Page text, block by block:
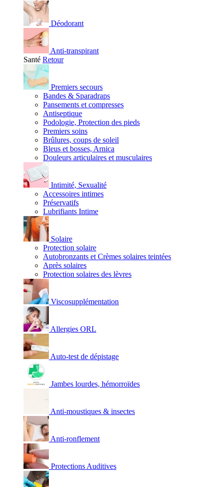
Déodorant
Anti-transpirant
Santé Retour
Premiers secours
Bandes & Sparadraps
Pansements et compresses
Antiseptique
Podologie, Protection des pieds
Premiers soins
Brûlures, coups de soleil
Bleus et bosses, Arnica
Douleurs articulaires et musculaires
Intimité, Sexualité
Accessoires intimes
Préservatifs
Lubrifiants Intime
Solaire
Protection solaire
Autobronzants et Crèmes solaires teintées
Après solaires
Protection solaires des lèvres
Viscosupplémentation
Allergies ORL
Auto-test de dépistage
Jambes lourdes, hémorroïdes
Anti-moustiques & insectes
Anti-ronflement
Protections Auditives